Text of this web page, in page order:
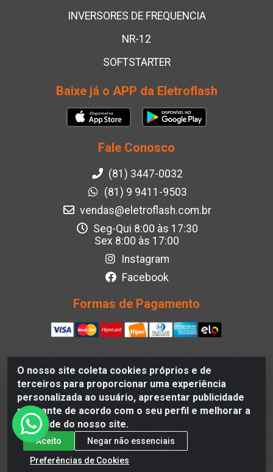
O nosso site coleta cookies próprios e de
terceiros para proporcionar uma experiência
personalizada ao usuário, apresentar publicidade
relevante de acordo com o seu perfil e melhorar a
qualidade do nosso site.
Aceito
Negar não essenciais
Preferências de Cookies
INVERSORES DE FREQUENCIA
NR-12
SOFTSTARTER
Baixe já o APP da Eletroflash
Fale Conosco
(81) 3447-0032
(81) 9 9411-9503
vendas@eletroflash.com.br
Seg-Qui 8:00 às 17:30
Sex 8:00 às 17:00
Instagram
Facebook
Formas de Pagamento
Eletroflash - R. Maj. Justino da Silveira, 202 - Afogados,
Recife - PE, 50830-390, Brazil - CNPJ 05.012.582/0001-
40